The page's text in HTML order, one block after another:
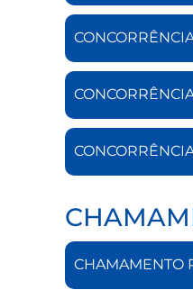
CHAMAMENTO